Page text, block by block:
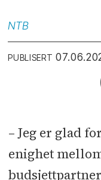
NTB
PUBLISERT
– Jeg er glad
enighet